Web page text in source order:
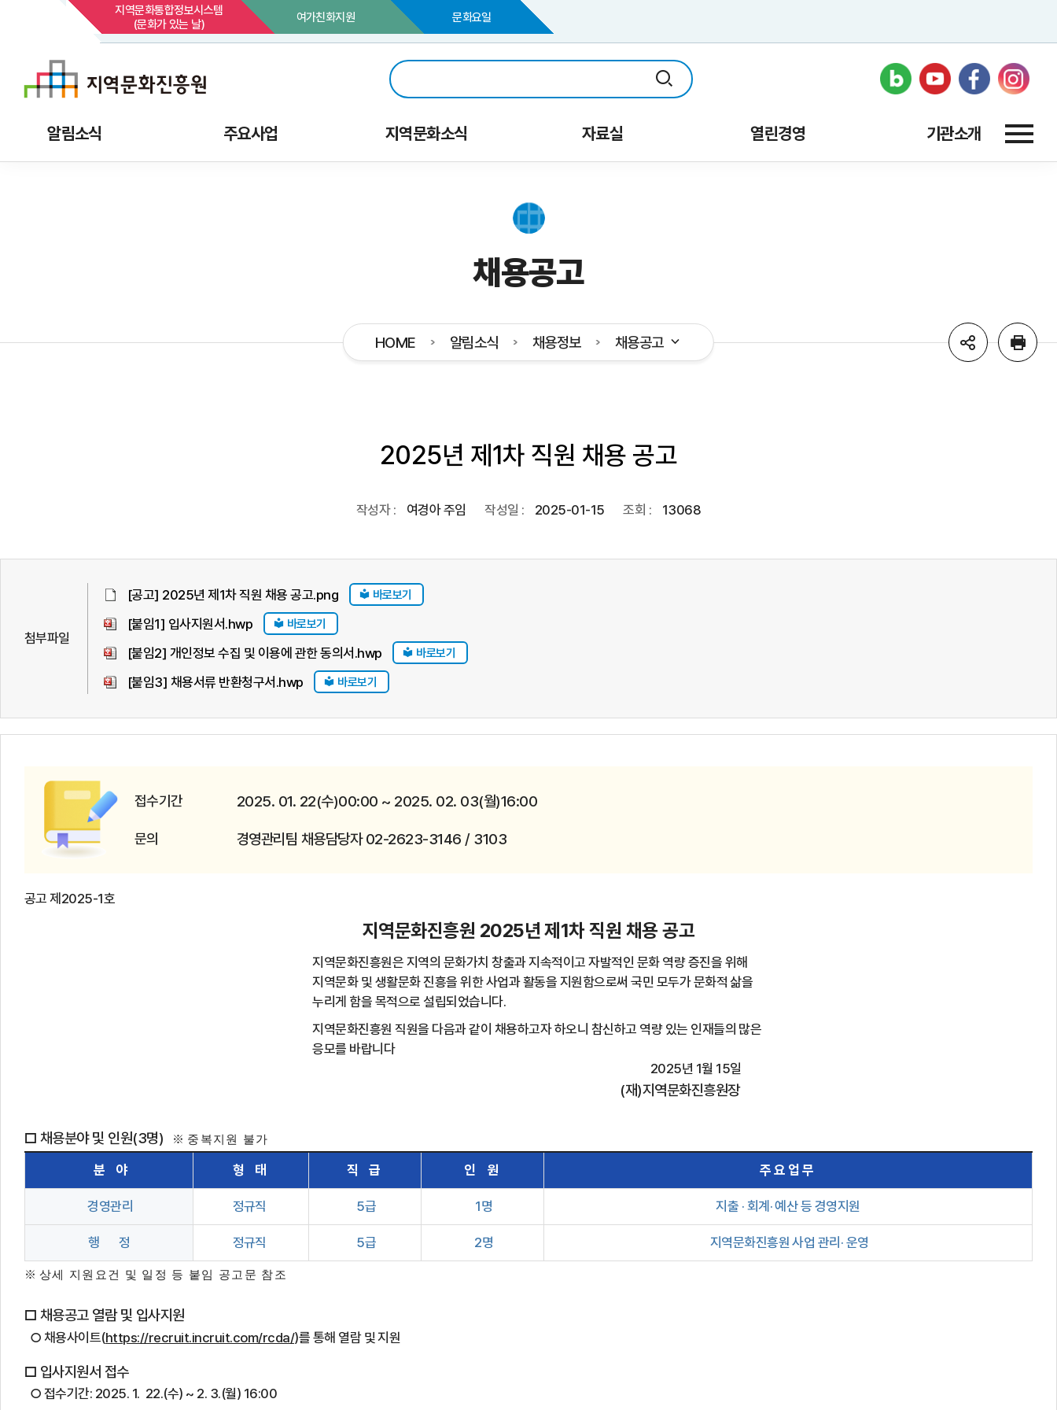
지역문화통합정보시스템
(문화가 있는 날)
여가친화지원 문화요일
알림소식 주요사업 지역문화소식 자료실 열린경영 기관소개
채용공고
HOME 알림소식 채용정보 채용공고
2025년 제1차 직원 채용 공고
작성자 : 여경아 주임 작성일 : 2025-01-15 조회 : 13068
첨부파일
[공고] 2025년 제1차 직원 채용 공고.png 바로보기
[붙임1] 입사지원서.hwp 바로보기
[붙임2] 개인정보 수집 및 이용에 관한 동의서.hwp 바로보기
[붙임3] 채용서류 반환청구서.hwp 바로보기
접수기간 2025. 01. 22(수)00:00 ~ 2025. 02. 03(월)16:00
문의 경영관리팀 채용담당자 02-2623-3146 / 3103
공고 제 2025-1호
지역문화진흥원 2025년 제 1차 직원 채용 공고
지역문화진흥원은 지역의 문화가치 창출과 지속적이고 자발적인 문화 역량 증진을 위해
지역문화 및 생활문화 진흥을 위한 사업과 활동을 지원함으로써 국민 모두가 문화적 삶을
누리게 함을 목적으로 설립되었습니다.
지역문화진흥원 직원을 다음과 같이 채용하고자 하오니 참신하고 역량 있는 인재들의 많은
응모를 바랍니다
2025년 1월 15일
(재)지역문화진흥원장
□ 채용분야 및 인원(3명) ※ 중복지원 불가
분 야 형 태 직 급 인 원 주 요 업 무
경영관리 정규직 5급 1명 지출 · 회계· 예산 등 경영지원
행 정 정규직 5급 2명 지역문화진흥원 사업 관리· 운영
※ 상세 지원요건 및 일정 등 붙임 공고문 참조
□ 채용공고 열람 및 입사지원
○ 채용사이트(https://recruit.incruit.com/rcda/)를 통해 열람 및 지원
□ 입사지원서 접수
○ 접수기간: 2025. 1. 22.(수) ~ 2. 3.(월) 16:00